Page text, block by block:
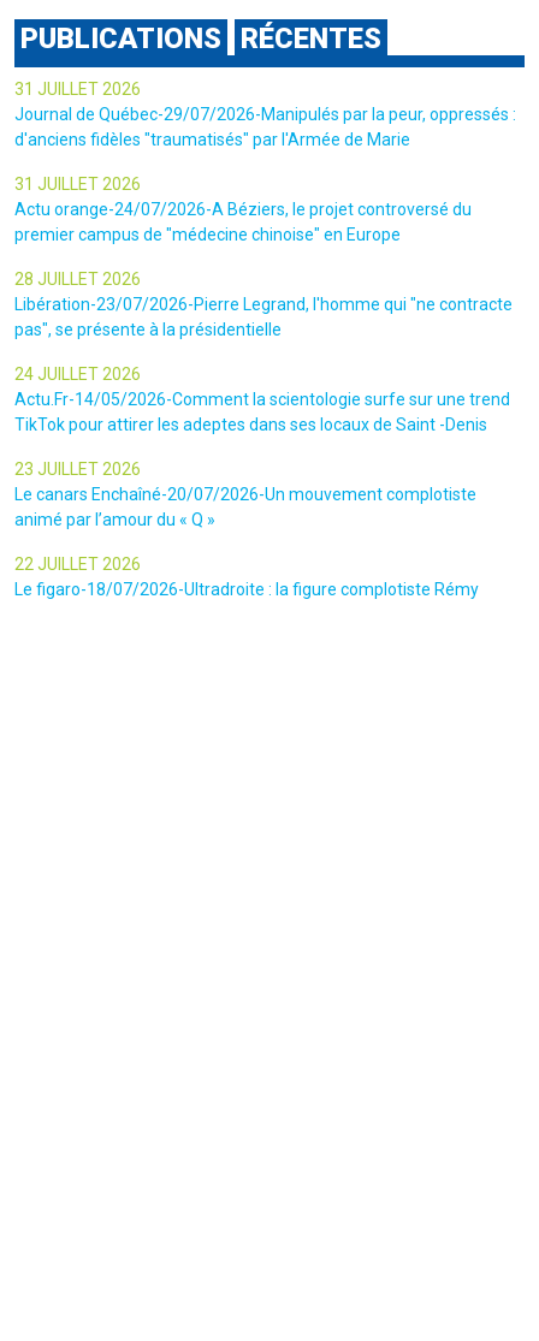
PUBLICATIONS RÉCENTES
31 JUILLET 2026
Journal de Québec-29/07/2026-Manipulés par la peur, oppressés :
d'anciens fidèles "traumatisés" par l'Armée de Marie
31 JUILLET 2026
Actu orange-24/07/2026-A Béziers, le projet controversé du
premier campus de "médecine chinoise" en Europe
28 JUILLET 2026
Libération-23/07/2026-Pierre Legrand, l'homme qui "ne contracte
pas", se présente à la présidentielle
24 JUILLET 2026
Actu.Fr-14/05/2026-Comment la scientologie surfe sur une trend
TikTok pour attirer les adeptes dans ses locaux de Saint -Denis
23 JUILLET 2026
Le canars Enchaîné-20/07/2026-Un mouvement complotiste
animé par l’amour du « Q »
22 JUILLET 2026
Le figaro-18/07/2026-Ultradroite : la figure complotiste Rémy